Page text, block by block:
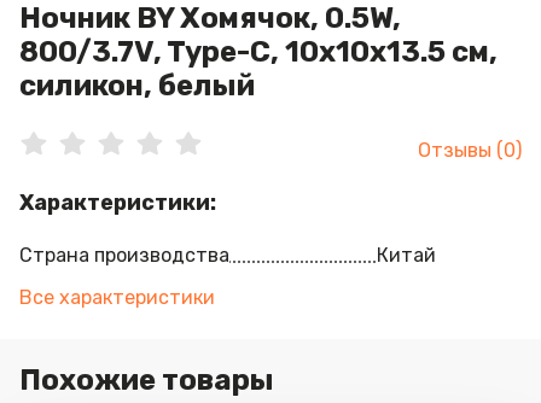
Ночник BY Хомячок, 0.5W,
800/3.7V, Type-C, 10x10x13.5 см,
силикон, белый
Отзывы (0)
Характеристики:
Страна производства
Китай
Все характеристики
Похожие товары